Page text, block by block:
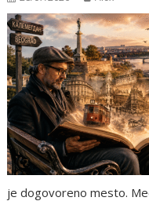
je dogovoreno mesto.